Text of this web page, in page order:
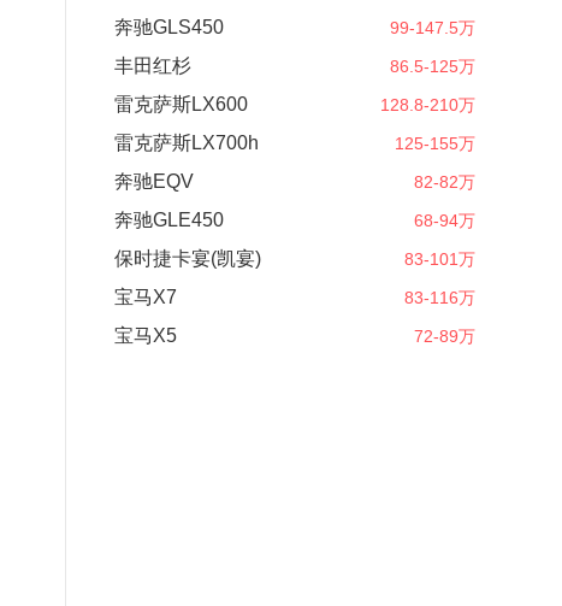
奔驰GLS450 99-147.5万
丰田红杉 86.5-125万
雷克萨斯LX600 128.8-210万
雷克萨斯LX700h 125-155万
奔驰EQV 82-82万
奔驰GLE450 68-94万
保时捷卡宴(凯宴) 83-101万
宝马X7 83-116万
宝马X5 72-89万